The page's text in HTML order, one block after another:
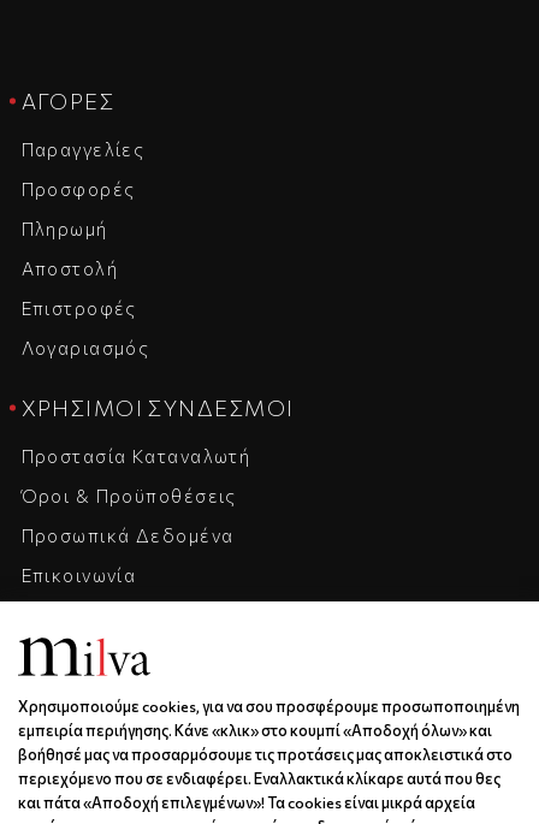
ΑΓΟΡΈΣ
Παραγγελίες
Προσφορές
Πληρωμή
Αποστολή
Επιστροφές
Λογαριασμός
ΧΡΉΣΙΜΟΙ ΣΎΝΔΕΣΜΟΙ
Προστασία Καταναλωτή
Όροι & Προϋποθέσεις
Προσωπικά Δεδομένα
Επικοινωνία
Καριέρα
ΕΠΙΚΟΙΝΩΝΊΑ & ΩΡΆΡΙΟ
Ξάνθου 6 | Κως | 85300
6936688501
Χρησιμοποιούμε cookies, για να σου προσφέρουμε προσωποποιημένη
εμπειρία περιήγησης. Κάνε «κλικ» στο κουμπί «Αποδοχή όλων» και
βοήθησέ μας να προσαρμόσουμε τις προτάσεις μας αποκλειστικά στο
περιεχόμενο που σε ενδιαφέρει. Εναλλακτικά κλίκαρε αυτά που θες
και πάτα «Αποδοχή επιλεγμένων»! Τα cookies είναι μικρά αρχεία